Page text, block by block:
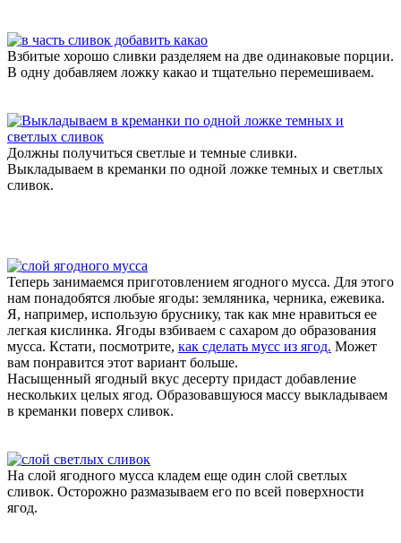
Взбитые хорошо сливки разделяем на две одинаковые порции.
В одну добавляем ложку какао и тщательно перемешиваем.
Должны получиться светлые и темные сливки.
Выкладываем в креманки по одной ложке темных и светлых
сливок.
Теперь занимаемся приготовлением ягодного мусса. Для этого
нам понадобятся любые ягоды: земляника, черника, ежевика.
Я, например, использую бруснику, так как мне нравиться ее
легкая кислинка. Ягоды взбиваем с сахаром до образования
мусса. Кстати, посмотрите, как сделать мусс из ягод. Может
вам понравится этот вариант больше.
Насыщенный ягодный вкус десерту придаст добавление
нескольких целых ягод. Образовавшуюся массу выкладываем
в креманки поверх сливок.
На слой ягодного мусса кладем еще один слой светлых
сливок. Осторожно размазываем его по всей поверхности
ягод.